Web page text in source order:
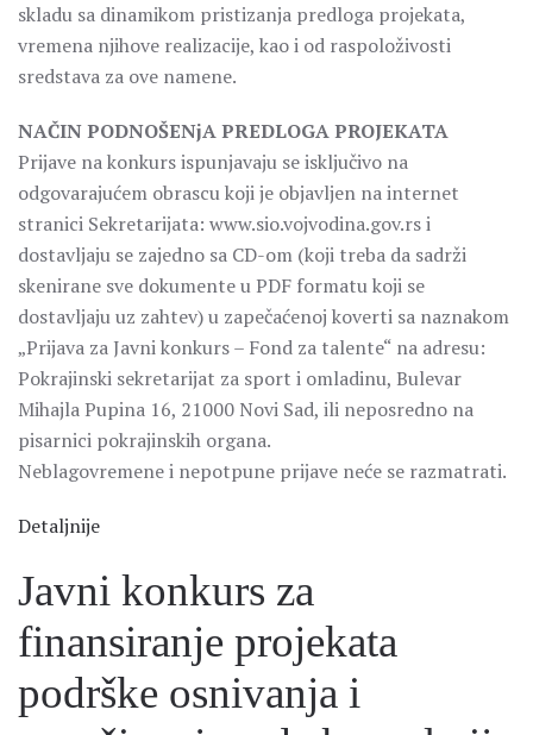
skladu sa dinamikom pristizanja predloga projekata,
vremena njihove realizacije, kao i od raspoloživosti
sredstava za ove namene.
NAČIN PODNOŠENjA PREDLOGA PROJEKATA
Prijave na konkurs ispunjavaju se isključivo na
odgovarajućem obrascu koji je objavljen na internet
stranici Sekretarijata: www.sio.vojvodina.gov.rs i
dostavljaju se zajedno sa CD-om (koji treba da sadrži
skenirane sve dokumente u PDF formatu koji se
dostavljaju uz zahtev) u zapečaćenoj koverti sa naznakom
„Prijava za Javni konkurs – Fond za talente“ na adresu:
Pokrajinski sekretarijat za sport i omladinu, Bulevar
Mihajla Pupina 16, 21000 Novi Sad, ili neposredno na
pisarnici pokrajinskih organa.
Neblagovremene i nepotpune prijave neće se razmatrati.
Detaljnije
Javni konkurs za
finansiranje projekata
podrške osnivanja i